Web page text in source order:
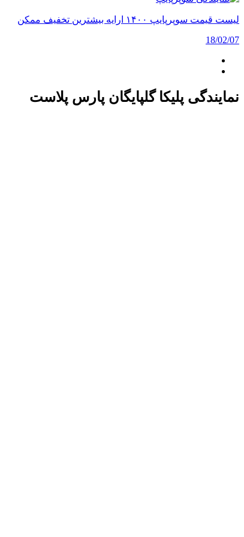
لیست قیمت سوپرپایپ ۱۴۰۰ ارایه بیشترین تخفیف ممکن
18/02/07
نمایندگی پلیکا گلپایگان پارس پلاست